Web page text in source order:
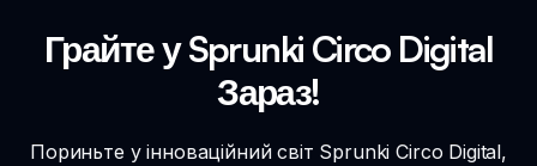
Грайте у Sprunki Circo Digital
Зараз!
Пориньте у інноваційний світ Sprunki Circo Digital,